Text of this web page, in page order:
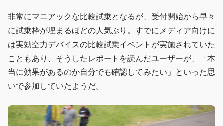
非常にマニアックな比較試乗となるが、受付開始から早々
に試乗枠が埋まるほどの人気ぶり。すでにメディア向けに
は実効空力デバイスの比較試乗イベントが実施されていた
こともあり、そうしたレポートを読んだユーザーが、「本
当に効果があるのか自分でも確認してみたい」といった思
いで参加していたようだ。